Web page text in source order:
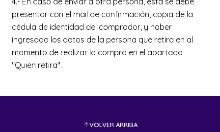
presentar con el mail de confirmación, copia de la
cédula de identidad del comprador, y haber
ingresado los datos de la persona que retira en al
momento de realizar la compra en el apartado
"Quien retira".
VOLVER ARRIBA